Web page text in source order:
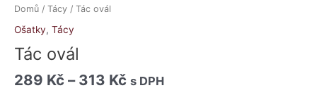
Domů / Tácy / Tác ovál
Ošatky, Tácy
Tác ovál
289 Kč – 313 Kč s DPH